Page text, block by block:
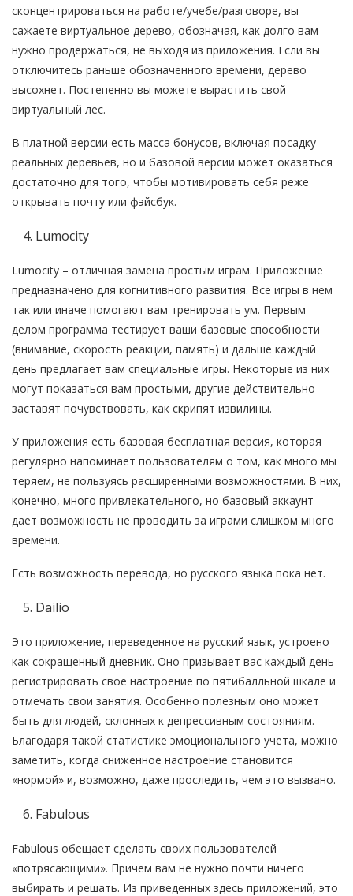
сконцентрироваться на работе/учебе/разговоре, вы
сажаете виртуальное дерево, обозначая, как долго вам
нужно продержаться, не выходя из приложения. Если вы
отключитесь раньше обозначенного времени, дерево
высохнет. Постепенно вы можете вырастить свой
виртуальный лес.
В платной версии есть масса бонусов, включая посадку
реальных деревьев, но и базовой версии может оказаться
достаточно для того, чтобы мотивировать себя реже
открывать почту или фэйсбук.
Lumocity
Lumocity – отличная замена простым играм. Приложение
предназначено для когнитивного развития. Все игры в нем
так или иначе помогают вам тренировать ум. Первым
делом программа тестирует ваши базовые способности
(внимание, скорость реакции, память) и дальше каждый
день предлагает вам специальные игры. Некоторые из них
могут показаться вам простыми, другие действительно
заставят почувствовать, как скрипят извилины.
У приложения есть базовая бесплатная версия, которая
регулярно напоминает пользователям о том, как много мы
теряем, не пользуясь расширенными возможностями. В них,
конечно, много привлекательного, но базовый аккаунт
дает возможность не проводить за играми слишком много
времени.
Есть возможность перевода, но русского языка пока нет.
Dailio
Это приложение, переведенное на русский язык, устроено
как сокращенный дневник. Оно призывает вас каждый день
регистрировать свое настроение по пятибалльной шкале и
отмечать свои занятия. Особенно полезным оно может
быть для людей, склонных к депрессивным состояниям.
Благодаря такой статистике эмоционального учета, можно
заметить, когда сниженное настроение становится
«нормой» и, возможно, даже проследить, чем это вызвано.
Fabulous
Fabulous обещает сделать своих пользователей
«потрясающими». Причем вам не нужно почти ничего
выбирать и решать. Из приведенных здесь приложений, это